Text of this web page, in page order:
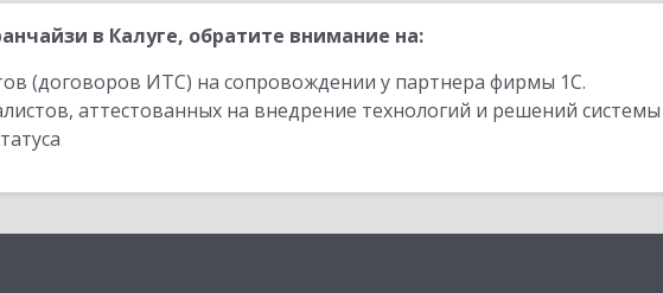
в Калуге, обратите внимание на:
(договоров ИТС) на сопровождении у партнера фирмы 1С.
аттестованных на внедрение технологий и решений